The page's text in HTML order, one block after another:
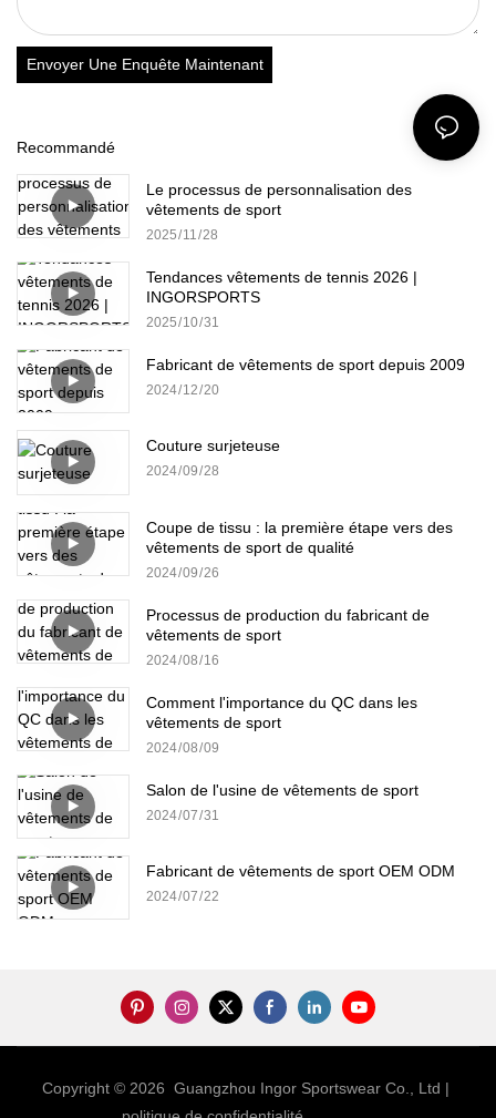
Envoyer Une Enquête Maintenant
Recommandé
Le processus de personnalisation des
vêtements de sport
2025 11 28
Tendances vêtements de tennis 2026 |
INGORSPORTS
2025 10 31
Fabricant de vêtements de sport depuis 2009
2024 12 20
Couture surjeteuse
2024 09 28
Coupe de tissu : la première étape vers des
vêtements de sport de qualité
2024 09 26
Processus de production du fabricant de
vêtements de sport
2024 08 16
Comment l'importance du QC dans les
vêtements de sport
2024 08 09
Salon de l'usine de vêtements de sport
2024 07 31
Fabricant de vêtements de sport OEM ODM
2024 07 22
Copyright © 2026 Guangzhou Ingor Sportswear Co., Ltd |